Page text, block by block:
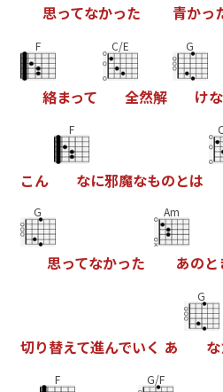
思ってなかった 青かっ
F
絡まって
C/E
全然解
G
けな
こん
F
なに邪魔なものとは
G
思ってなかった
Am
あのと
切り替えて進んでいく あ
G
な
F G/F